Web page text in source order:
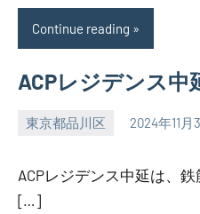
Continue reading
ACPレジデンス中
東京都品川区 2024年11月
SEZIMO
ACPレジデンス中延は、
[…]